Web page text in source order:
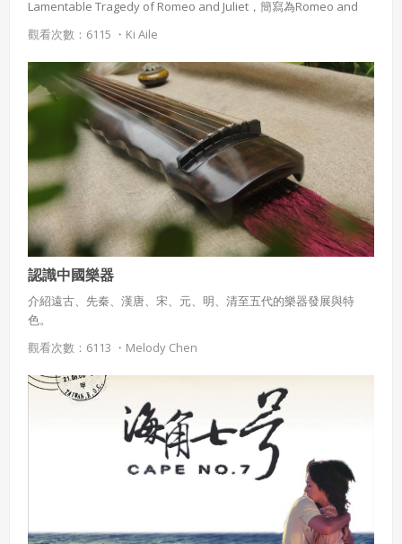
Lamentable Tragedy of Romeo and Juliet，簡寫為Romeo and
Juliet，是英國劇作家莎士比亞著名的正劇。本劇推測完成於1596
年。 莎士比亞作為英國文藝復興時期最傑出的藝術大師，被馬克思
稱之為“最偉大的戲劇天才”。 其作品幾乎是個悲劇的世界，《羅密
歐與茱麗葉》千年傳唱流了千年的淚水。
觀看次數：6115 ・ Ki Aile
認識中國樂器
介紹遠古、先秦、漢唐、宋、元、明、清至五代的樂器發展與特
色。
觀看次數：6113 ・ Melody Chen